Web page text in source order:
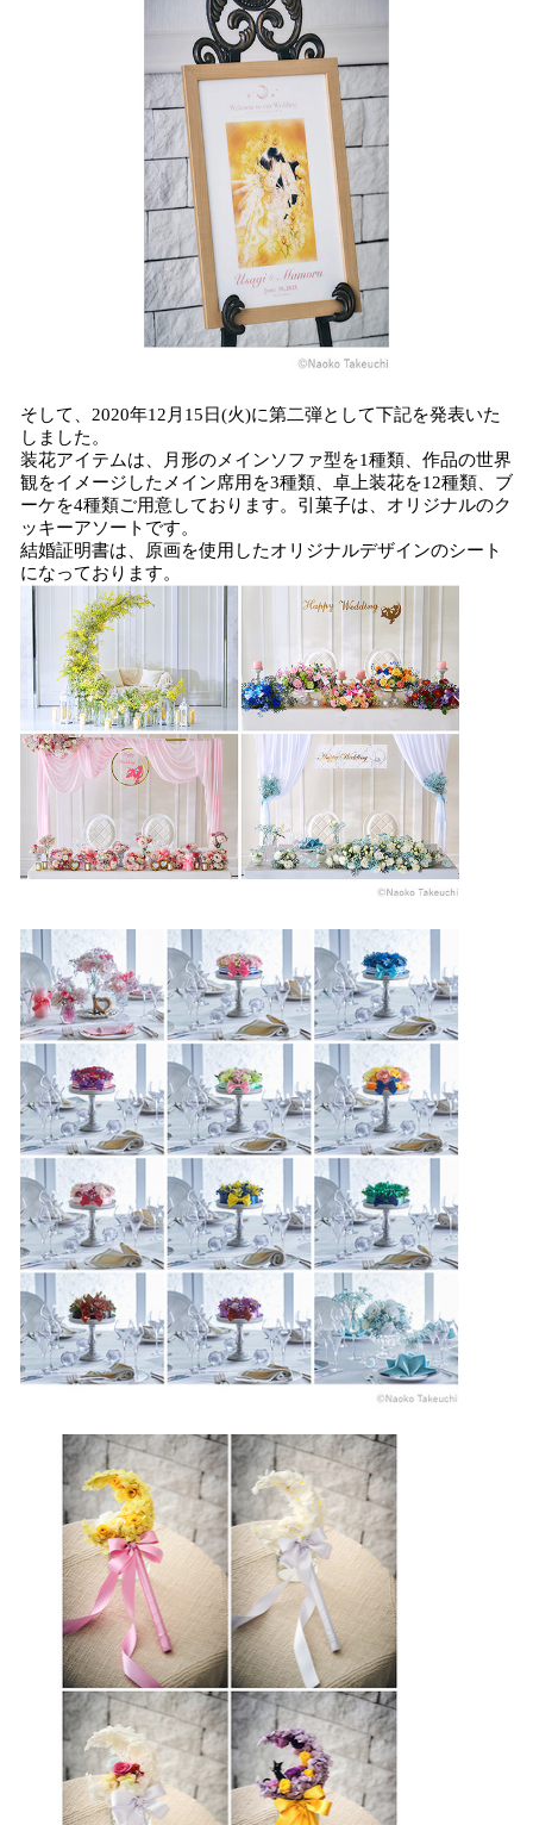
そして、2020年12月15日(火)に第二弾として下記を発表いた
しました。
装花アイテムは、月形のメインソファ型を1種類、作品の世界
観をイメージしたメイン席用を3種類、卓上装花を12種類、ブ
ーケを4種類ご用意しております。引菓子は、オリジナルのク
ッキーアソートです。
結婚証明書は、原画を使用したオリジナルデザインのシート
になっております。